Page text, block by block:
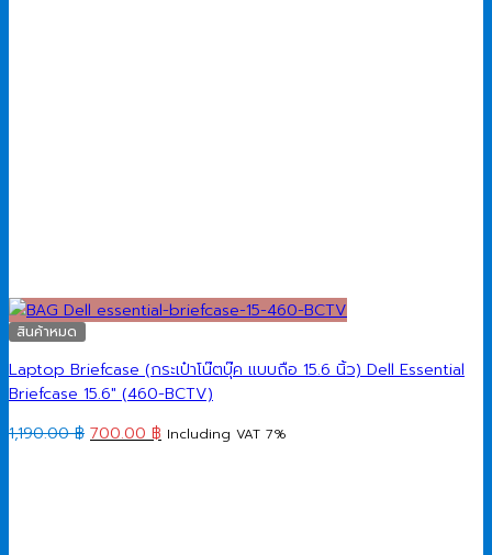
สินค้าหมด
Laptop Briefcase (กระเป๋าโน๊ตบุ๊ค แบบถือ 15.6 นิ้ว) Dell Essential
Briefcase 15.6″ (460-BCTV)
1,190.00฿ Original
700.00 ฿ Current
Including VAT 7%